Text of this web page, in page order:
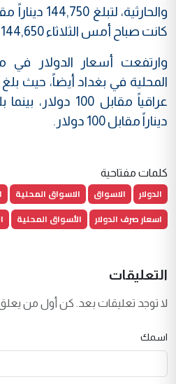
كانت صباح أمس الثلاثاء 144,650 ديناراً مقابل 100 دولار.
وارتفعت أسعار الدولار في
ديناراً مقابل 100 دولار.
كلمات مفتاحية
الدولار الاسواق الاسواق المحلية
اسعار صرف الدولار
الأسواق المحلية
التعليقات
لا توجد تعليقات بعد. كن أول من
اسمك